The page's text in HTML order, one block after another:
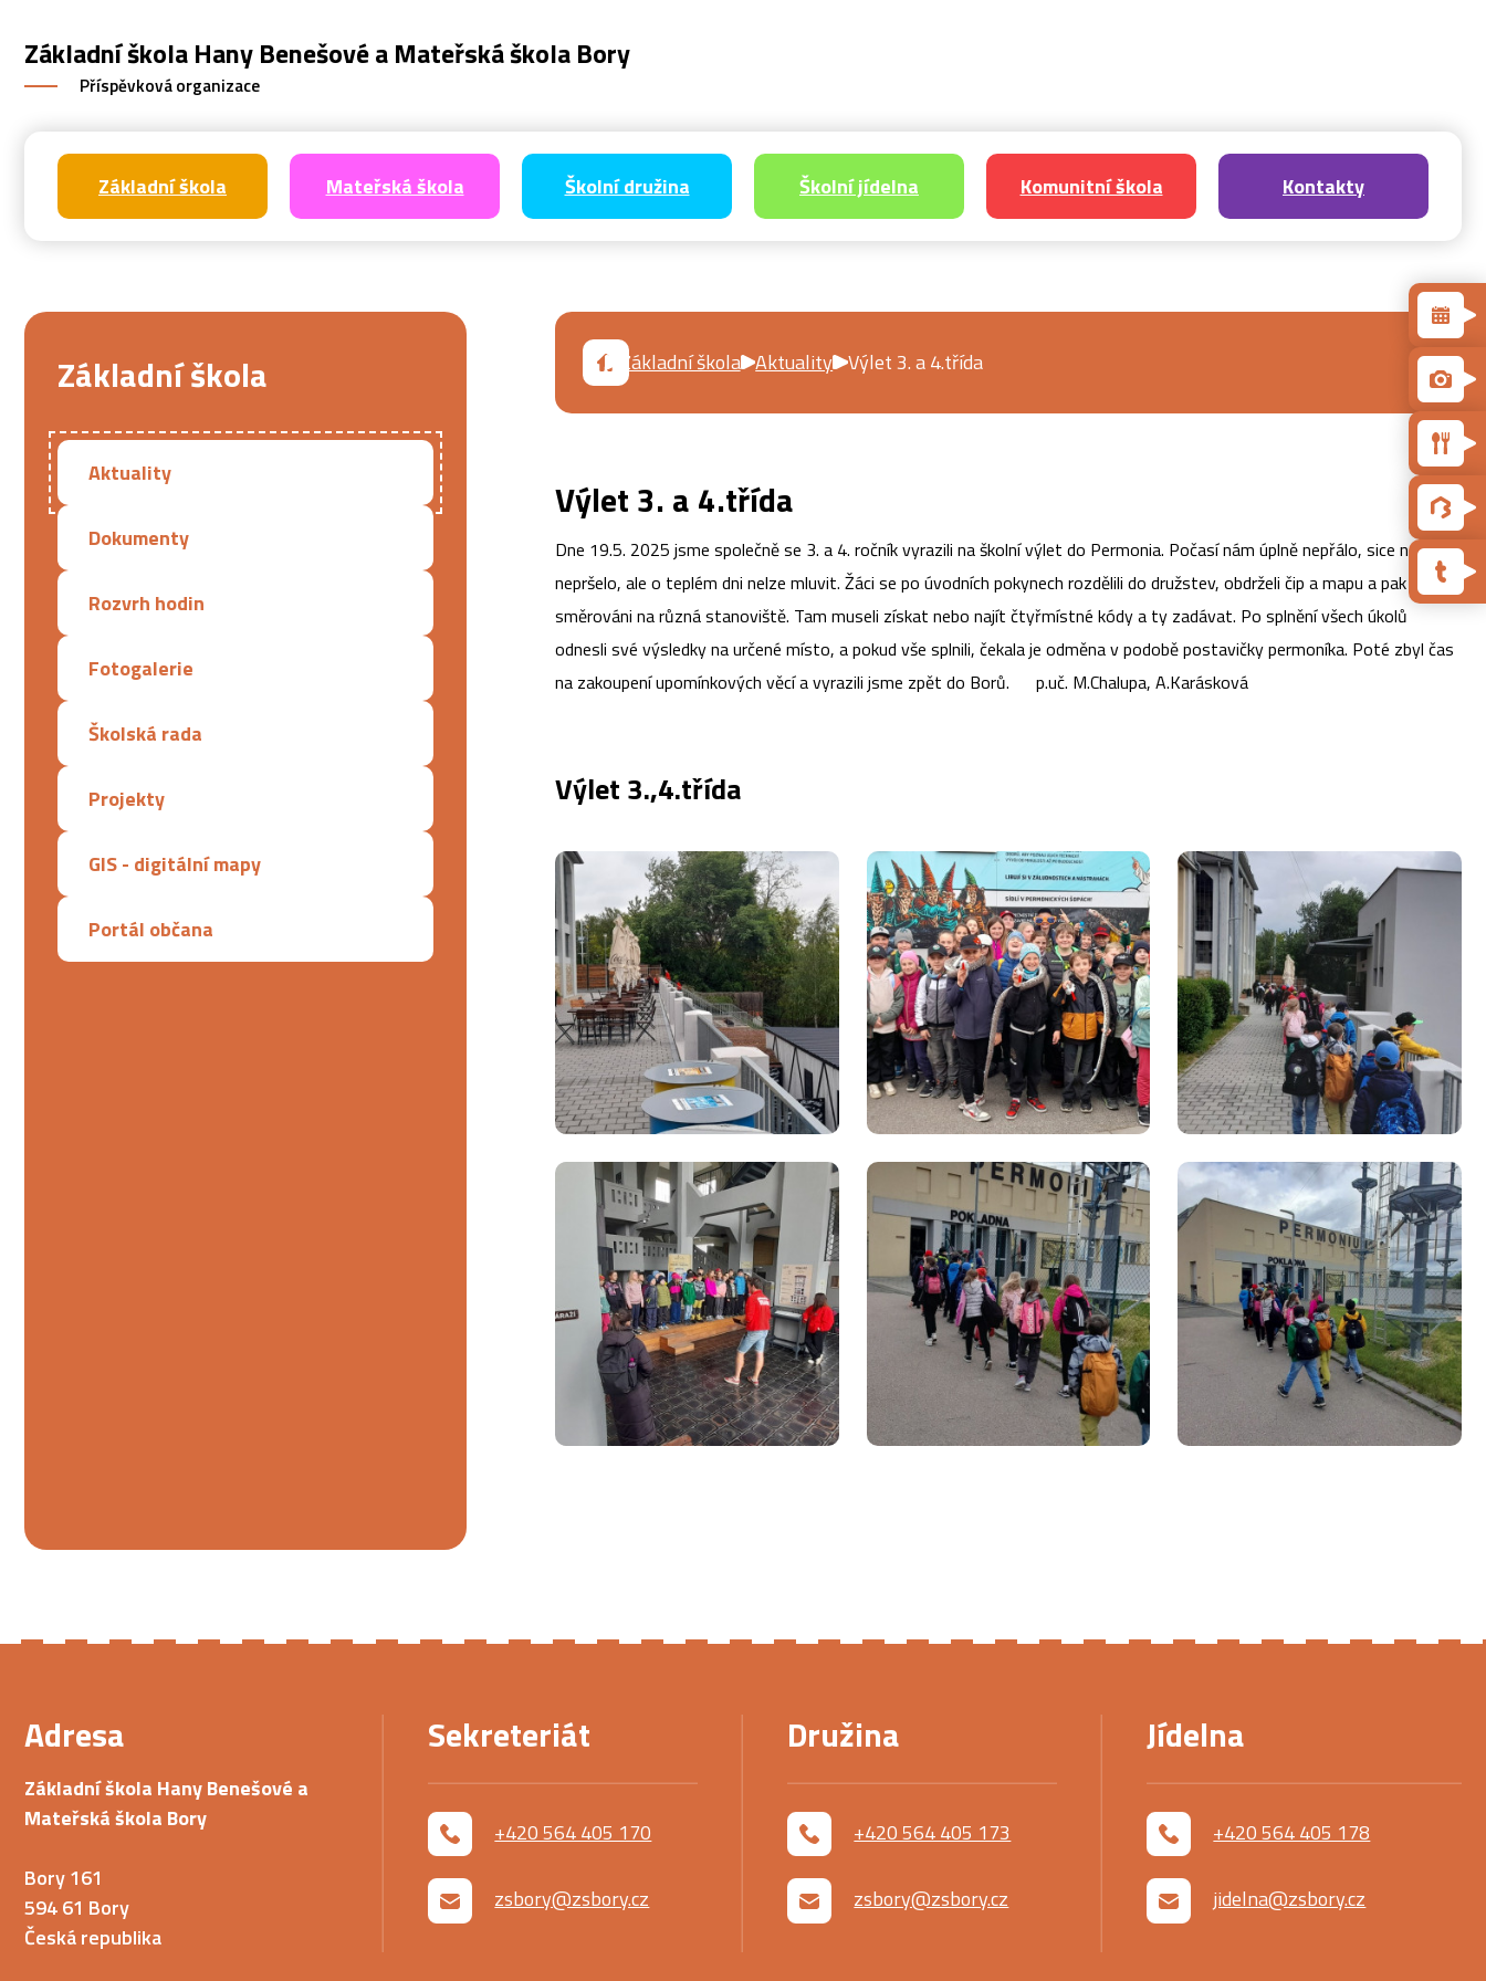
Základní škola Hany Benešové a Mateřská škola Bory
Příspěvková organizace
Základní škola Mateřská škola Školní družina Školní jídelna Komunitní škola Kontakty
Základní škola Aktuality Výlet 3. a 4.třída
Výlet 3. a 4.třída
Dne 19.5. 2025 jsme společně se 3. a 4. ročník vyrazili na školní výlet do Permonia. Počasí nám úplně nepřálo, sice nakonec
nepršelo, ale o teplém dni nelze mluvit. Žáci se po úvodních pokynech rozdělili do družstev, obdrželi čip a mapu a pak byli
směrováni na různá stanoviště. Tam museli získat nebo najít čtyřmístné kódy a ty zadávat. Po splnění všech úkolů
odnesli své výsledky na určené místo, a pokud vše splnili, čekala je odměna v podobě postavičky permoníka. Poté zbyl čas
na zakoupení upomínkových věcí a vyrazili jsme zpět do Borů. p.uč. M.Chalupa, A.Karásková
Výlet 3.,4.třída
Základní škola
Aktuality
Dokumenty
Rozvrh hodin
Fotogalerie
Školská rada
Projekty
GIS - digitální mapy
Portál občana
Adresa
Základní škola Hany Benešové a
Mateřská škola Bory
Bory 161
594 61 Bory
Česká republika
Sekreteriát
+420 564 405 170
zsbory@zsbory.cz
Družina
+420 564 405 173
zsbory@zsbory.cz
Jídelna
+420 564 405 178
jidelna@zsbory.cz